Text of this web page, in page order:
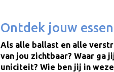
Ontdek jouw
Als alle ballast en alle
van jou zichtbaar? Waar ga
uniciteit? Wie ben jij in